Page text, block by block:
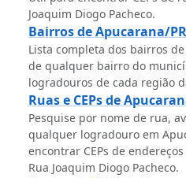
Joaquim Diogo Pacheco.
Bairros de Apucarana/PR
Lista completa dos bairros
de qualquer bairro do
logradouros de cada região
Ruas e CEPs de
Pesquise por nome de rua,
qualquer logradouro em
encontrar CEPs de
Rua Joaquim Diogo Pacheco.